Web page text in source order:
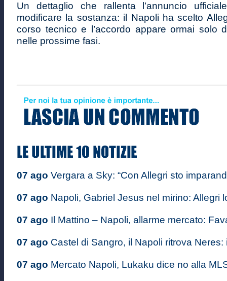
Un dettaglio che rallenta l’annuncio
modificare la sostanza: il Napoli ha scelto
corso tecnico e l’accordo appare ormai solo
nelle prossime fasi.
07 ago Vergara a Sky: “Con Allegri sto
07 ago Napoli, Gabriel Jesus nel mirino: Allegri
07 ago Il Mattino – Napoli, allarme mercato:
07 ago Castel di Sangro, il Napoli ritrova Neres:
07 ago Mercato Napoli, Lukaku dice no alla